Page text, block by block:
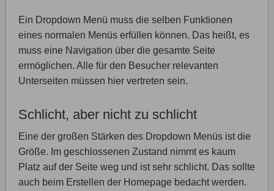
Ein Dropdown Menü muss die selben Funktionen
eines normalen Menüs erfüllen können. Das heißt, es
muss eine Navigation über die gesamte Seite
ermöglichen. Alle für den Besucher relevanten
Unterseiten müssen hier vertreten sein.
Schlicht, aber nicht zu schlicht
Eine der großen Stärken des Dropdown Menüs ist die
Größe. Im geschlossenen Zustand nimmt es kaum
Platz auf der Seite weg und ist sehr schlicht. Das sollte
auch beim Erstellen der Homepage bedacht werden.